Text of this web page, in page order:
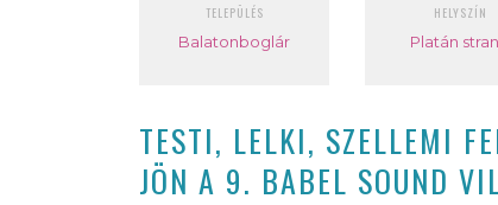
TELEPÜLÉS
Balatonboglár
HELYSZÍN
Platán
TESTI, LELKI, SZELLEMI
JÖN A 9. BABEL SOUND